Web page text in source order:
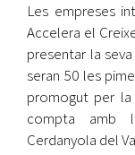
Les empreses
Accelera el
presentar la
seran 50 les
promogut per la
compta amb
Cerdanyola del